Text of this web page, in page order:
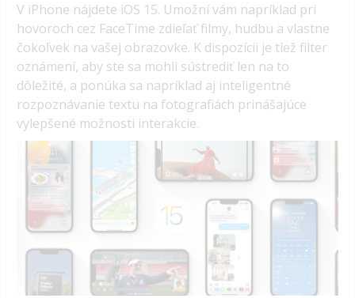
V iPhone nájdete iOS 15. Umožní vám napríklad pri
hovoroch cez FaceTime zdieľať filmy, hudbu a vlastne
čokoľvek na vašej obrazovke. K dispozícii je tiež filter
oznámení, aby ste sa mohli sústrediť len na to
dôležité, a ponúka sa napríklad aj inteligentné
rozpoznávanie textu na fotografiách prinášajúce
vylepšené možnosti interakcie.